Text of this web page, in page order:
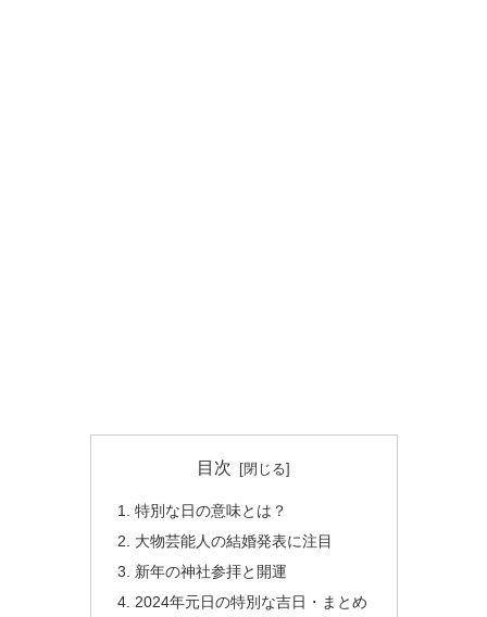
目次
特別な日の意味とは？
大物芸能人の結婚発表に注目
新年の神社参拝と開運
2024年元日の特別な吉日・まとめ